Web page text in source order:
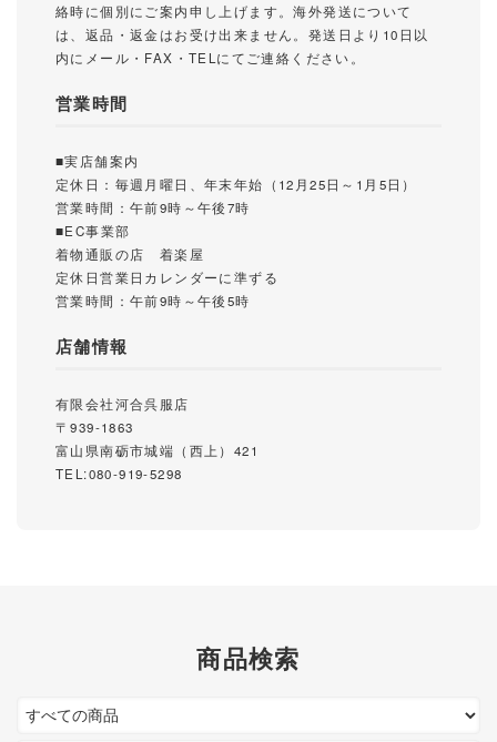
商品検索
絡時に個別にご案内申し上げます。海外発送について
は、返品・返金はお受け出来ません。発送日より10日以
内にメール・FAX・TELにてご連絡ください。
営業時間
■実店舗案内
定休日：毎週月曜日、年末年始（12月25日～1月5日）
営業時間：午前9時～午後7時
■EC事業部
着物通販の店 着楽屋
定休日営業日カレンダーに準ずる
営業時間：午前9時～午後5時
店舗情報
有限会社河合呉服店
〒939-1863
富山県南砺市城端（西上）421
TEL:080-919-5298